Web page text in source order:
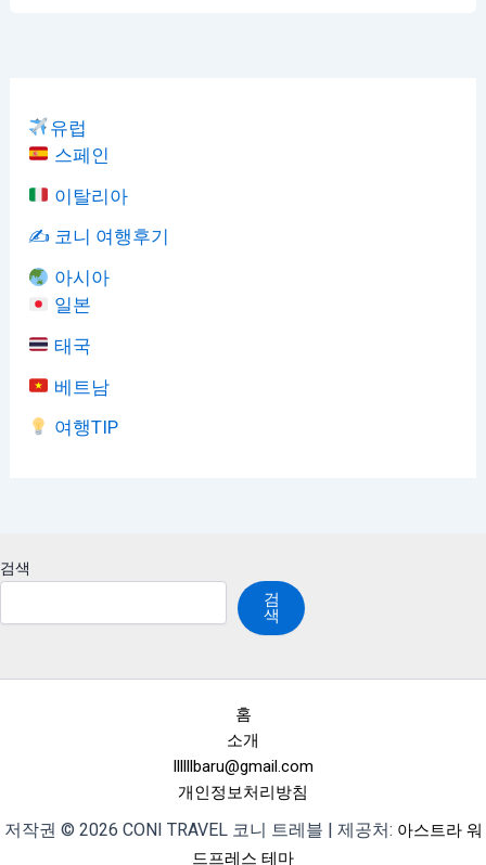
유럽
스페인
이탈리아
✍️ 코니 여행후기
아시아
일본
태국
베트남
여행TIP
검색
검
색
홈
소개
llllllbaru@gmail.com
개인정보처리방침
저작권 © 2026 CONI TRAVEL 코니 트레블 | 제공처: 아스트라 워
드프레스 테마